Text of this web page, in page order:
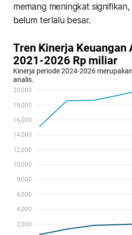
memang meningkat
belum terlalu besar.